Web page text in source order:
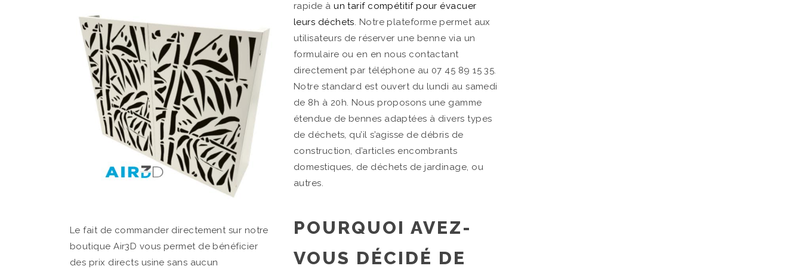
Le fait de commander directement sur notre
boutique Air3D vous permet de bénéficier
des prix directs usine sans aucun
rapide àun tarif compétitif pour évacuer
leurs déchets. Notre plateforme permet aux
utilisateurs de réserver une benne via un
formulaire ou en en nous contactant
directement par téléphone au 07 45 89 15 35.
Notre standard est ouvert du lundi au samedi
de 8h à 20h. Nous proposons une gamme
étendue de bennes adaptées à divers types
de déchets, qu’il s’agisse de débris de
construction, d’articles encombrants
domestiques, de déchets de jardinage, ou
autres.
POURQUOI AVEZ-
VOUS DÉCIDÉ DE